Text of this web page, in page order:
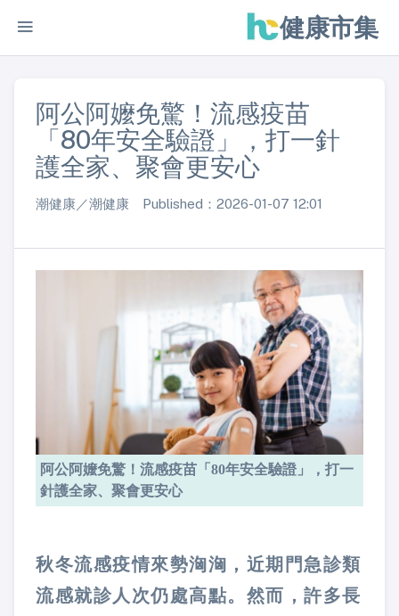
健康市集
阿公阿嬤免驚！流感疫苗
「80年安全驗證」，打一針
護全家、聚會更安心
潮健康／潮健康 Published：2026-01-07 12:01
阿公阿嬤免驚！流感疫苗「80年安全驗證」，打一
針護全家、聚會更安心
秋冬流感疫情來勢洶洶，近期門急診類
流感就診人次仍處高點。 然而， 許多長